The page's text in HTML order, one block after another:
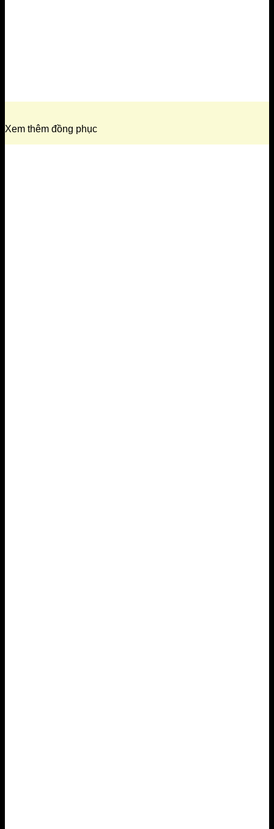
Xem thêm đồng phục